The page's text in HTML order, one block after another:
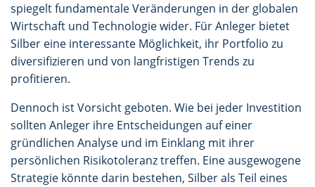
spiegelt fundamentale Veränderungen in der globalen
Wirtschaft und Technologie wider. Für Anleger bietet
Silber eine interessante Möglichkeit, ihr Portfolio zu
diversifizieren und von langfristigen Trends zu
profitieren.
Dennoch ist Vorsicht geboten. Wie bei jeder Investition
sollten Anleger ihre Entscheidungen auf einer
gründlichen Analyse und im Einklang mit ihrer
persönlichen Risikotoleranz treffen. Eine ausgewogene
Strategie könnte darin bestehen, Silber als Teil eines